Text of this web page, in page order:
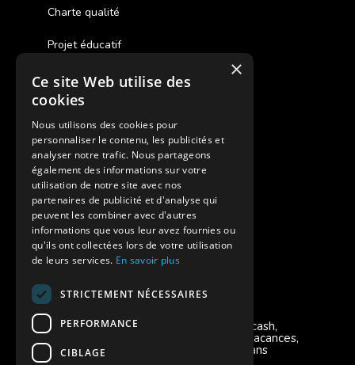
Charte qualité
Projet éducatif
Des colonies de vacances inclusives
Assurances annulations
Aides financières pour partir en colonie
Charte de confidentialité
Vacances Adaptées Adulte Supernova
Modes de règlement acceptés
Chèque, Virement, Espèces, Mandats cash,
Bons CAF, Conseil général, Chèques vacances,
Carte bancaire, Prise en charge reçu sans
règlement, Prélèvement, Pass Colo
×
Ce site Web utilise des
cookies
Nous utilisons des cookies pour
personnaliser le contenu, les publicités et
analyser notre trafic. Nous partageons
également des informations sur votre
utilisation de notre site avec nos
partenaires de publicité et d'analyse qui
peuvent les combiner avec d'autres
informations que vous leur avez fournies ou
qu'ils ont collectées lors de votre utilisation
de leurs services. En savoir plus
STRICTEMENT NÉCESSAIRES
PERFORMANCE
CIBLAGE